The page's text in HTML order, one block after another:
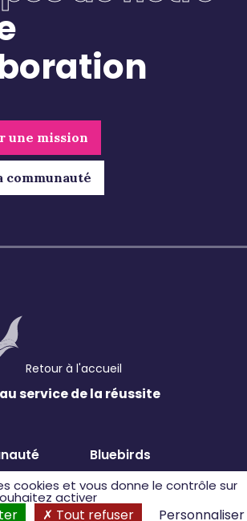
une mission
communauté
Retour à l'accueil
servicede la réussite
Bluebirds
A propos
cookies et vous donne le contrôle sur
activer
Tout refuser Personnaliser